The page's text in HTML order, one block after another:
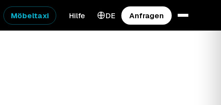
Möbeltaxi Hilfe DE Anfragen